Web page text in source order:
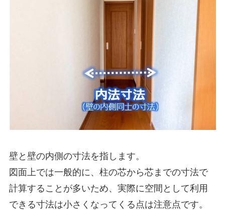
壁と壁の内側の寸法を指します。
図面上では一般的に、柱の芯から芯までの寸法で
計算することが多いため、実際に空間として利用
できる寸法は小さくなってくる点は注意点です。